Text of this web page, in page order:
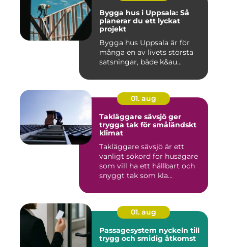
Bygga hus i Uppsala: Så
planerar du ett lyckat
projekt
Bygga hus Uppsala är för
många en av livets största
satsningar, både k&au...
01. aug
Takläggare sävsjö ger
trygga tak för småländskt
klimat
Takläggare sävsjö är ett
vanligt sökord för husägare
som vill ha ett hållbart och
snyggt tak som kla...
01. aug
Passagesystem nyckeln till
trygg och smidig åtkomst